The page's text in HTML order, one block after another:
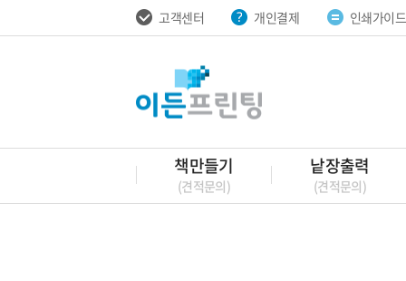
고객센터 개인결제 인쇄가이드
책만들기
(견적문의)
낱장출력
(견적문의)